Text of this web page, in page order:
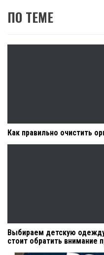
ПО ТЕМЕ
Как правильно очистить
Выбираем детскую
стоит обратить внимание